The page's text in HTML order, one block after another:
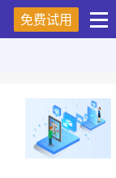
免费试用